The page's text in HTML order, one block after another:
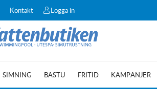
Kontakt Logga in
SIMNING BASTU FRITID KAMPANJER